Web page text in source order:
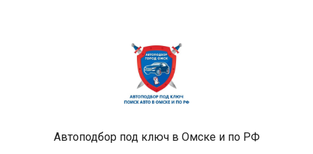
Автоподбор под ключ в Омске и по РФ